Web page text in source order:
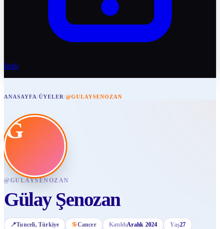
İndir
ANASAYFA/ÜYELER/@GULAYSENOZAN
G
@GULAYSENOZAN
Gülay Şenozan
📍Tunceli, Türkiye ♋Cancer KatıldıAralık 2024 Yaş27